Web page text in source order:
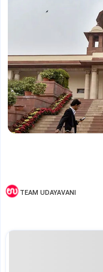
TEAM UDAYAVANI